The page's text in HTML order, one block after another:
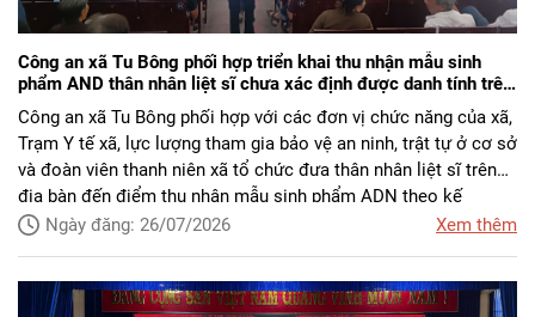
Công an xã Tu Bông phối hợp triển khai thu nhận mẫu sinh
phẩm AND thân nhân liệt sĩ chưa xác định được danh tính trên
địa bàn xã
Công an xã Tu Bông phối hợp với các đơn vị chức năng của xã,
Trạm Y tế xã, lực lượng tham gia bảo vệ an ninh, trật tự ở cơ sở
và đoàn viên thanh niên xã tổ chức đưa thân nhân liệt sĩ trên
địa bàn đến điểm thu nhận mẫu sinh phẩm ADN theo kế
hoạch.Ngày đăng: 26/07/2026 Xem thêm